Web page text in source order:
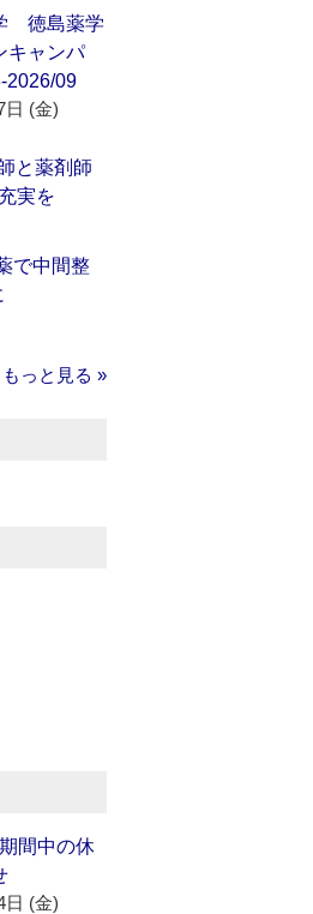
徳島薬学
ャンパ
09
日 (金)
と薬剤師
実を
で中間整
もっと見る »
間中の休
日 (金)